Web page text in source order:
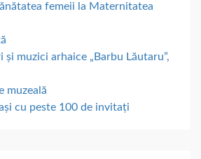
femeii la Maternitatea
și muzici arhaice „Barbu Lăutaru”,
muzeală
cu peste 100 de invitați